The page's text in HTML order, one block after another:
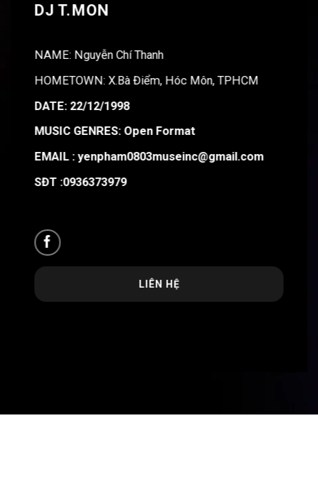
DJ T.MON
NAME: Nguyễn Chí Thanh
HOMETOWN: X.Bà Điểm, Hóc Môn, TPHCM
DATE: 22/12/1998
MUSIC GENRES: Open Format
EMAIL :yenpham0803museinc@gmail.com
SĐT :0936373979
LIÊN HỆ